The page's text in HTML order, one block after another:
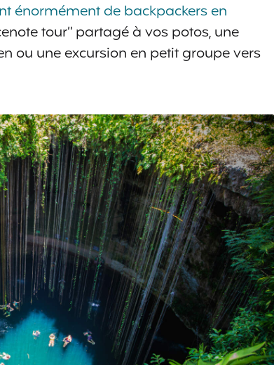
énormément de backpackers en
tour” partagé à vos potos, une
ou une excursion en petit groupe vers